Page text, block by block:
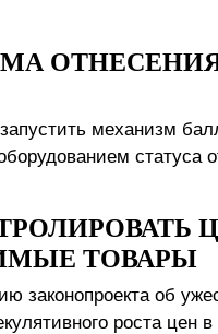
механизм
статуса
ТОВАРЫ
законопроекта об
роста цен в